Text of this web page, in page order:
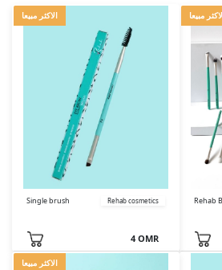
مبيعا
Rehab
الاكثر مبيعا
Rehab cosmetics
Single brush
4 OMR
الاكثر مبيعا